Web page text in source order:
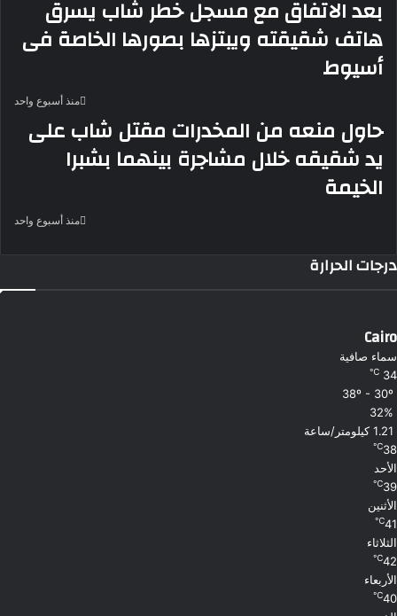
بعد الاتفاق مع مسجل خطر شاب يسرق
هاتف شقيقته ويبتزها بصورها الخاصة فى
أسيوط
منذ أسبوع واحد
حاول منعه من المخدرات مقتل شاب على
يد شقيقه خلال مشاجرة بينهما بشبرا
الخيمة
منذ أسبوع واحد
درجات الحرارة
Cairo
سماء صافية
34
℃
32%
1.21 كيلومتر/ساعة
38
℃
الأحد
39
℃
الأثنين
41
℃
الثلاثاء
42
℃
الأربعاء
40
℃